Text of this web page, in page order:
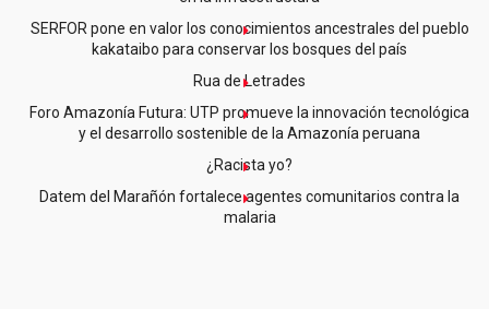
SERFOR pone en valor los conocimientos ancestrales del pueblo
kakataibo para conservar los bosques del país
Rua de Letrades
Foro Amazonía Futura: UTP promueve la innovación tecnológica
y el desarrollo sostenible de la Amazonía peruana
¿Racista yo?
Datem del Marañón fortalece agentes comunitarios contra la
malaria